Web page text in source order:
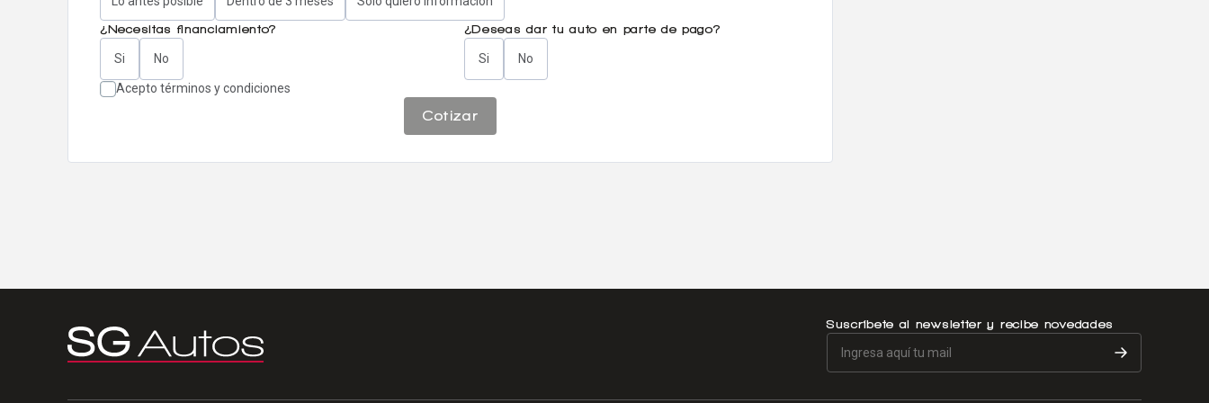
¿Necesitas financiamiento?
Si No
¿Deseas dar tu auto en parte de pago?
Si No
Acepto términos y condiciones
Cotizar
Suscríbete al newsletter y recibe novedades